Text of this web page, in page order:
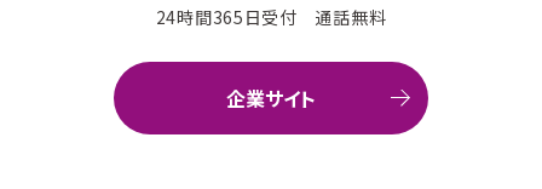
24時間365日受付 通話無料
企業サイト